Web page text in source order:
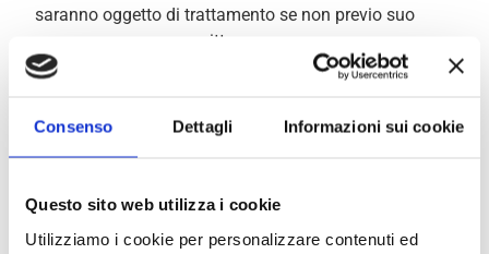
Consenso Dettagli Informazioni sui cookie
Questo sito web utilizza i cookie
Utilizziamo i cookie per personalizzare contenuti ed
saranno oggetto di trattamento se non previo suo
espresso consenso scritto.
Il titolare del trattamento è Arteco Group S.r.l.– Via
alberto.maccini@artecoparma.it
sede ed è curato solo dal personale ad esso
incaricato.